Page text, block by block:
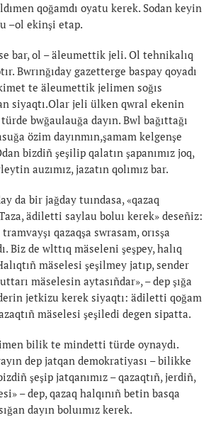
qoğamdı oyatu kerek. Sodan keyin
–ol ekinşi etap.
bar, ol – äleumettik jeli. Ol tehnikalıq
Bwrınğıday gazetterge baspay qoyadı
te äleumettik jelimen soğıs
siyaqtı.Olar jeli ülken qwral ekenin
bwğaulauğa dayın. Bwl bağıttağı
özim dayınmın,şamam kelgenşe
bizdiñ şeşilip qalatın şapanımız joq,
auzımız, jazatın qolımız bar.
da bir jağday tuındasa, «qazaq
ädiletti saylau boluı kerek» deseñiz:
qazaqşa swrasam, orısşa
Biz de wlttıq mäseleni şeşpey, halıq
mäselesi şeşilmey jatıp, sender
mäselesin aytasıñdar», – dep şığa
jetkizu kerek siyaqtı: ädiletti qoğam
mäselesi şeşiledi degen sipatta.
bilik te mindetti türde oynaydı.
dep jatqan demokratiyası – bilikke
şeşip jatqanımız – qazaqtıñ, jerdiñ,
– dep, qazaq halqınıñ betin basqa
dayın boluımız kerek.